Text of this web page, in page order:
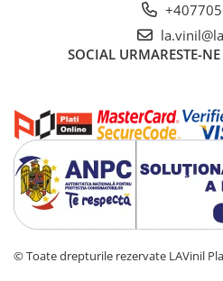
SOCIAL URMARESTE-
© Toate drepturile rezervate LAVinil